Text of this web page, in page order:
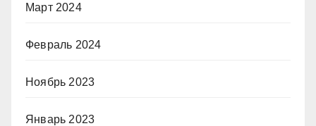
Март 2024
Февраль 2024
Ноябрь 2023
Январь 2023